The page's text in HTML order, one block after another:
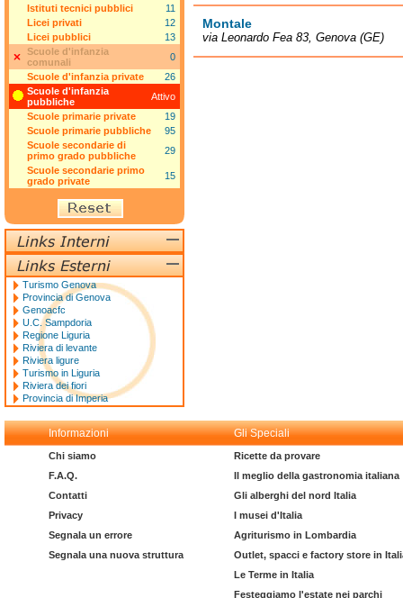
Montale
via Leonardo Fea 83, Genova (GE)
Istituti tecnici pubblici
11
Licei privati
12
Licei pubblici
13
Scuole d'infanzia
comunali
0
Scuole d'infanzia private
26
Scuole d'infanzia
pubbliche
Attivo
Scuole primarie private
19
Scuole primarie pubbliche
95
Scuole secondarie di
primo grado pubbliche
29
Scuole secondarie primo
grado private
15
Turismo Genova
Provincia di Genova
Genoacfc
U.C. Sampdoria
Regione Liguria
Riviera di levante
Riviera ligure
Turismo in Liguria
Riviera dei fiori
Provincia di Imperia
Informazioni Gli Speciali
Chi siamo
F.A.Q.
Contatti
Privacy
Segnala un errore
Segnala una nuova struttura
Ricette da provare
Il meglio della gastronomia italiana
Gli alberghi del nord Italia
I musei d'Italia
Agriturismo in Lombardia
Outlet, spacci e factory store in
Le Terme in Italia
Festeggiamo l'estate nei parchi